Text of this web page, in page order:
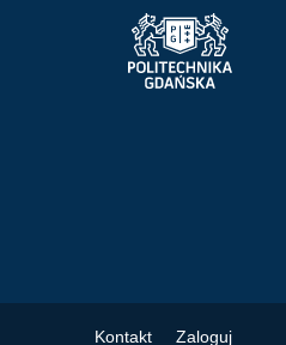
Kontakt Zaloguj